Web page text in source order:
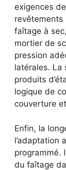
exigences
revêtements
faîtage à
mortier de
pression
latérales. La
produits
logique de
couverture
Enfin, la
l’adaptation
programmé.
du faîtage